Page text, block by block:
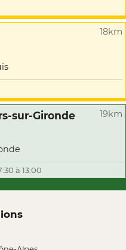
18km
sur-Gironde 19km
à 13:00